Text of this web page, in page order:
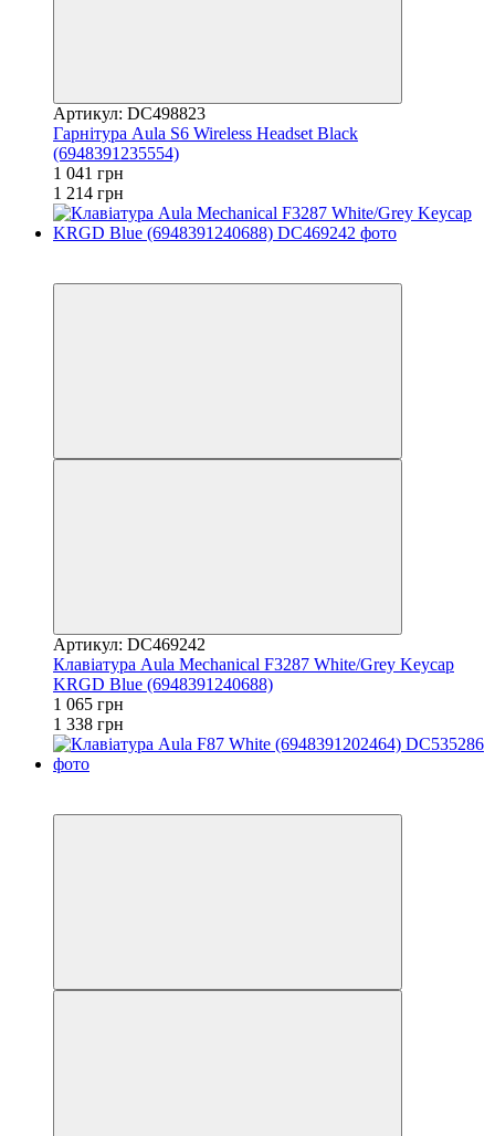
Артикул: DC498823
Гарнiтура Aula S6 Wireless Headset Black
(6948391235554)
1 041 грн
1 214 грн
Артикул: DC469242
Клавіатура Aula Mechanical F3287 White/Grey Keycap
KRGD Blue (6948391240688)
1 065 грн
1 338 грн